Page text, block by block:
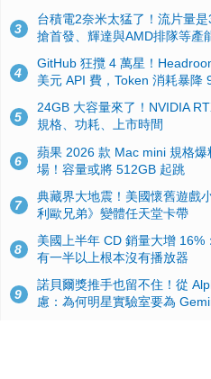
3
台積電2奈米太猛了！流片量
搶首發、輝達與AMD排隊等產
4
GitHub 狂攬 4 萬星！
美元 API 費，Token 消耗暴降
5
24GB 大容量來了！NVIDIA
規格、功耗、上市時間
6
蘋果 2026 款 Mac mini 規格
場！容量或將 512GB 起跳
7
典藏界大地震！美國懷舊遊戲
利歐兄弟》變體任天堂卡帶
8
美國上半年 CD 銷量大增
有一半以上根本沒有播放器
9
諾貝爾獎推手也留不住！從
慮：為何明星實驗室要為